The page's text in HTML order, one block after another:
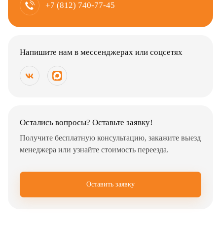
+7 (812) 740-77-45
Напишите нам в мессенджерах или соцсетях
Остались вопросы? Оставьте заявку!
Получите бесплатную консультацию, закажите выезд
менеджера или узнайте стоимость переезда.
Оставить заявку